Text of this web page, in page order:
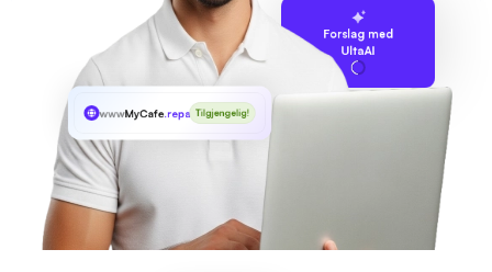
Forslag med
UltaAI
wwwMyCafe.repairTilgjengelig!